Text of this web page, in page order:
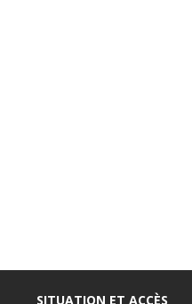
SITUATION ET ACCÈS